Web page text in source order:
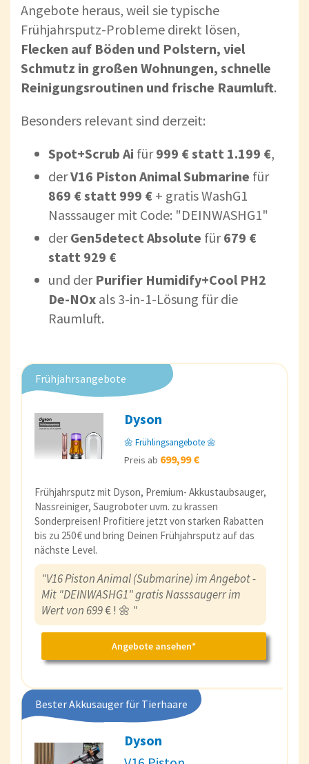
Angebote heraus, weil sie typische
Frühjahrsputz-Probleme direkt lösen,
Flecken auf Böden und Polstern, viel
Schmutz in großen Wohnungen, schnelle
Reinigungsroutinen und frische Raumluft.
Besonders relevant sind derzeit:
Spot+Scrub Ai für999 € statt 1.199 €,
derV16 Piston Animal Submarine für
869 € statt 999 € + gratis WashG1
Nasssauger mit Code: "DEINWASHG1"
derGen5detect Absolute für679 €
statt 929 €
und der Purifier Humidify+Cool PH2
De-NOx als 3-in-1-Lösung für die
Raumluft.
Frühjahrsangebote
Dyson
🌼 Frühlingsangebote 🌼
Preis ab 699,99 €
Frühjahrsputz mit Dyson, Premium- Akkustaubsauger,
Nassreiniger, Saugroboter uvm. zu krassen
Sonderpreisen! Profitiere jetzt von starken Rabatten
bis zu 250 € und bring Deinen Frühjahrsputz auf das
nächste Level.
"V16 Piston Animal (Submarine) im Angebot -
Mit "DEINWASHG1" gratis Nasssaugerr im
Wert von 699€ ! 🌼 "
Angebote ansehen*
Bester Akkusauger für Tierhaare
Dyson